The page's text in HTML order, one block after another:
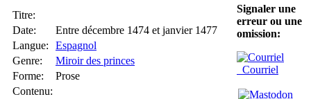
Titre:
Date:
Entre décembre 1474 et janvier 1477
Langue:
Espagnol
Genre:
Miroir des princes
Forme:
Prose
Contenu:
Signaler une
erreur ou une
omission:
Courriel